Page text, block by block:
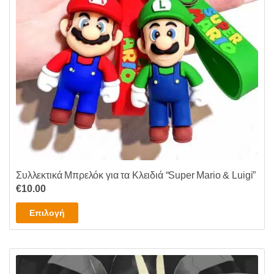
να
επιλεγούν
στη
σελίδα
του
προϊόντος
Συλλεκτικά Μπρελόκ για τα Κλειδιά “Super Mario & Luigi”
€10.00
Επιλογή
το
έχει
πολλαπλές